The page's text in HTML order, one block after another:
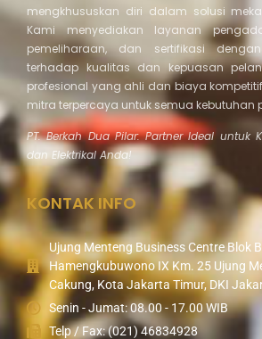
mengkhususkan diri dalam solusi
Kami menyediakan layanan
pemeliharaan, dan sertifikasi
terhadap kualitas dan kepuasan
profesional yang ahli dan biaya
mitra terpercaya untuk semua kebutuhan
PT. Berkah Dua Pilar: Partner Ideal untuk
dan Elektrikal Anda!
KONTAK INFO
Ujung Menteng Business Centre Blok
Hamengkubuwono IX Km. 25 Ujung
Cakung, Kota Jakarta Timur, DKI
Senin - Jumat: 08.00 - 17.00 WIB
Telp / Fax: (021) 46834928